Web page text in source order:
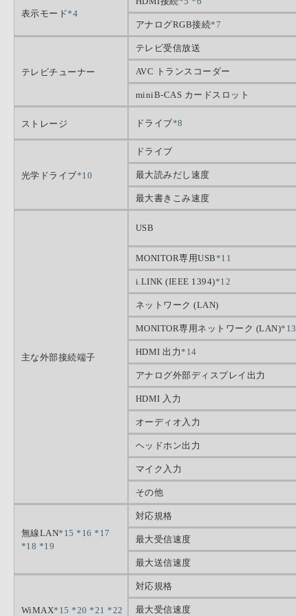
表示モード*4
アナログRGB接続*7
テレビチューナー
テレビ受信放送
AVC トランスコーダー
miniB-CAS カードスロット
ストレージ ドライブ*8
光学ドライブ*10
ドライブ
最大読みだし速度
最大書きこみ速度
主な外部接続端子
USB
MONITOR専用USB*11
i.LINK (IEEE 1394)*12
ネットワーク (LAN)
MONITOR専用ネットワーク (LAN)*13
HDMI 出力*14
アナログ外部ディスプレイ出力
HDMI 入力
オーディオ入力
ヘッドホン出力
マイク入力
その他
無線LAN*15 *16 *17
*18 *19
対応規格
最大受信速度
最大送信速度
WiMAX*15 *20 *21 *22
対応規格
最大受信速度